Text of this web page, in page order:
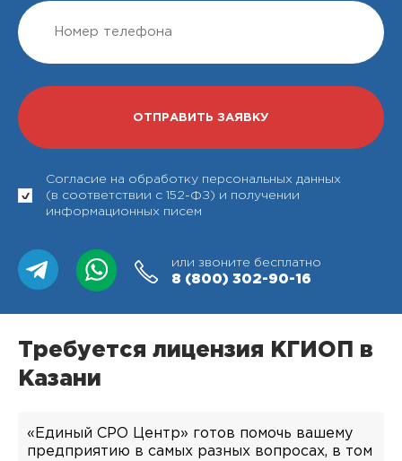
Согласие на обработку персональных данных
(в соответствии с 152-ФЗ) и получении
информационных писем
или звоните бесплатно
8 (800) 302-90-16
Требуется лицензия КГИОП в
Казани
«Единый СРО Центр» готов помочь вашему
предприятию в самых разных вопросах, в том